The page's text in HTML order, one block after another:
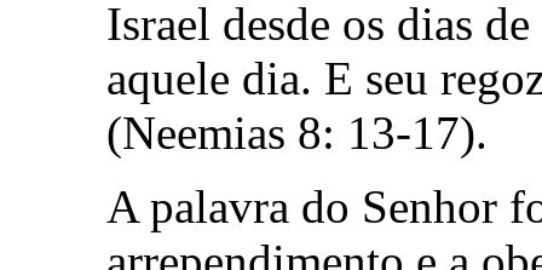
Israel desde os dias
aquele dia. E seu
(Neemias 8: 13-17).
A palavra do Senhor